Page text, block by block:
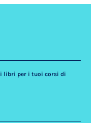
libri per i tuoi corsi di